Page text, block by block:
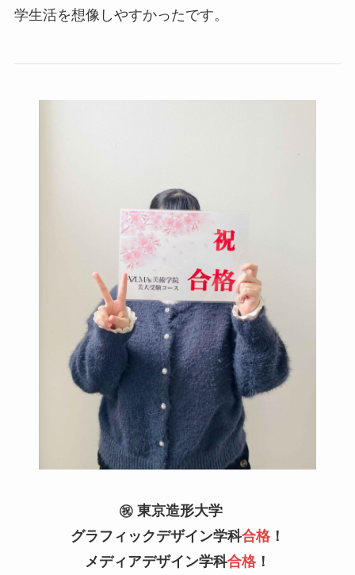
学生活を想像しやすかったです。
㊗️ 東京造形大学
グラフィックデザイン学科合格！
メディアデザイン学科合格！